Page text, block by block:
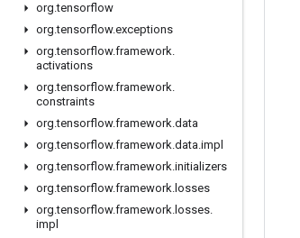
org.tensorflow
org.tensorflow.exceptions
org.tensorflow.framework.
activations
org.tensorflow.framework.
constraints
org.tensorflow.framework.data
org.tensorflow.framework.data.impl
org.tensorflow.framework.initializers
org.tensorflow.framework. losses
org.tensorflow.framework. losses.
impl